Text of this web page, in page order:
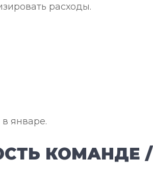
расходы.
январе.
КОМАНДЕ /